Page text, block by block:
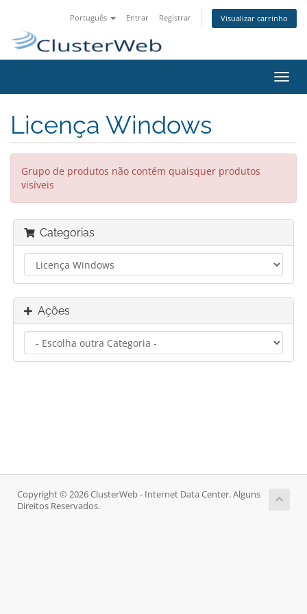
Português Entrar Registrar Visualizar carrinho
Licença Windows
Grupo de produtos não contém quaisquer produtos
visíveis
Categorias
Ações
Copyright © 2026 ClusterWeb - Internet Data Center. Alguns
Direitos Reservados.